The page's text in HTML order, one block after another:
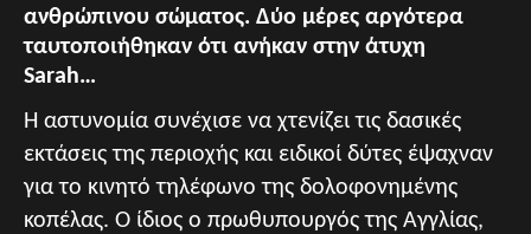
ανθρώπινου σώματος. Δύο μέρες αργότερα
ταυτοποιήθηκαν ότι ανήκαν στην άτυχη
Sarah…
Η αστυνομία συνέχισε να χτενίζει τις δασικές
εκτάσεις της περιοχής και ειδικοί δύτες έψαχναν
για το κινητό τηλέφωνο της δολοφονημένης
κοπέλας. Ο ίδιος ο πρωθυπουργός της Αγγλίας,